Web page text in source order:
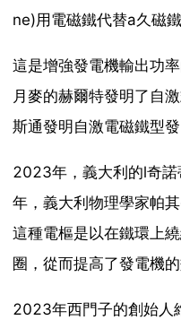
ne)用電磁鐵代替a久磁
這是增強發電機輸出功
月麥的赫爾特發明了自
斯通發明自激電磁鐵型發
2023年，義大利的l奇
年，義大利物理學家帕
這種電樞是以在鐵環上
圈，從而提高了發電機的
2023年西門子的創始人